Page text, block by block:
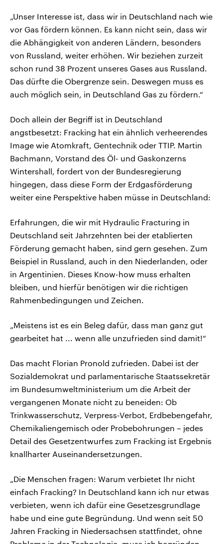
„Unser Interesse ist, dass wir in Deutschland nach wie
vor Gas fördern können. Es kann nicht sein, dass wir
die Abhängigkeit von anderen Ländern, besonders
von Russland, weiter erhöhen. Wir beziehen zurzeit
schon rund 38 Prozent unseres Gases aus Russland.
Das dürfte die Obergrenze sein. Deswegen muss es
auch möglich sein, in Deutschland Gas zu fördern.“
Doch allein der Begriff ist in Deutschland
angstbesetzt: Fracking hat ein ähnlich verheerendes
Image wie Atomkraft, Gentechnik oder TTIP. Martin
Bachmann, Vorstand des Öl- und Gaskonzerns
Wintershall, fordert von der Bundesregierung
hingegen, dass diese Form der Erdgasförderung
weiter eine Perspektive haben müsse in Deutschland:
Erfahrungen, die wir mit Hydraulic Fracturing in
Deutschland seit Jahrzehnten bei der etablierten
Förderung gemacht haben, sind gern gesehen. Zum
Beispiel in Russland, auch in den Niederlanden, oder
in Argentinien. Dieses Know-how muss erhalten
bleiben, und hierfür benötigen wir die richtigen
Rahmenbedingungen und Zeichen.
„Meistens ist es ein Beleg dafür, dass man ganz gut
gearbeitet hat ... wenn alle unzufrieden sind damit!“
Das macht Florian Pronold zufrieden. Dabei ist der
Sozialdemokrat und parlamentarische Staatssekretär
im Bundesumweltministerium um die Arbeit der
vergangenen Monate nicht zu beneiden: Ob
Trinkwasserschutz, Verpress-Verbot, Erdbebengefahr,
Chemikaliengemisch oder Probebohrungen – jedes
Detail des Gesetzentwurfes zum Fracking ist Ergebnis
knallharter Auseinandersetzungen.
„Die Menschen fragen: Warum verbietet Ihr nicht
einfach Fracking? In Deutschland kann ich nur etwas
verbieten, wenn ich dafür eine Gesetzesgrundlage
habe und eine gute Begründung. Und wenn seit 50
Jahren Fracking in Niedersachsen stattfindet, ohne